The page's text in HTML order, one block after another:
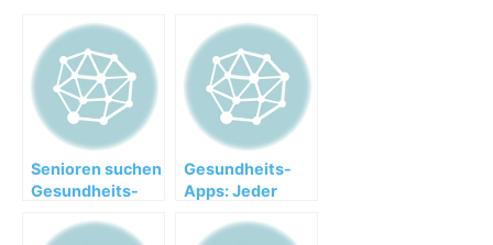
Senioren suchen
Gesundheits-
Gesundheits-
Apps: Jeder
Smartphone-